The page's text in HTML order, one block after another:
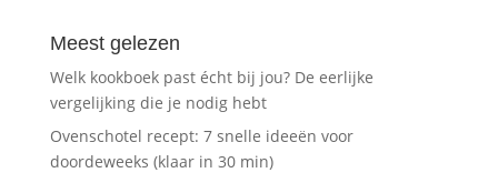
Meest gelezen
Welk kookboek past écht bij jou? De eerlijke
vergelijking die je nodig hebt
Ovenschotel recept: 7 snelle ideeën voor
doordeweeks (klaar in 30 min)